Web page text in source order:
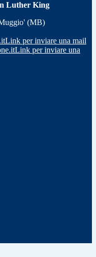
Luther King
(MB)
Link per inviare una mail
Link per inviare una